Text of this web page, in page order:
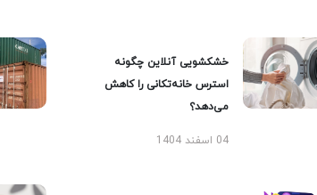
خشکشویی آنلاین چگونه
استرس خانه‌تکانی را کاهش
می‌دهد؟
04 اسفند 1404